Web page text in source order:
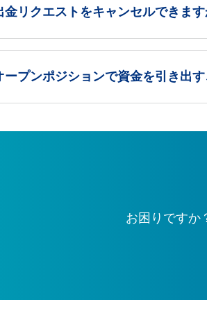
金リクエストをキャンセルできま
ープンポジションで資金を引き出
お困りですか